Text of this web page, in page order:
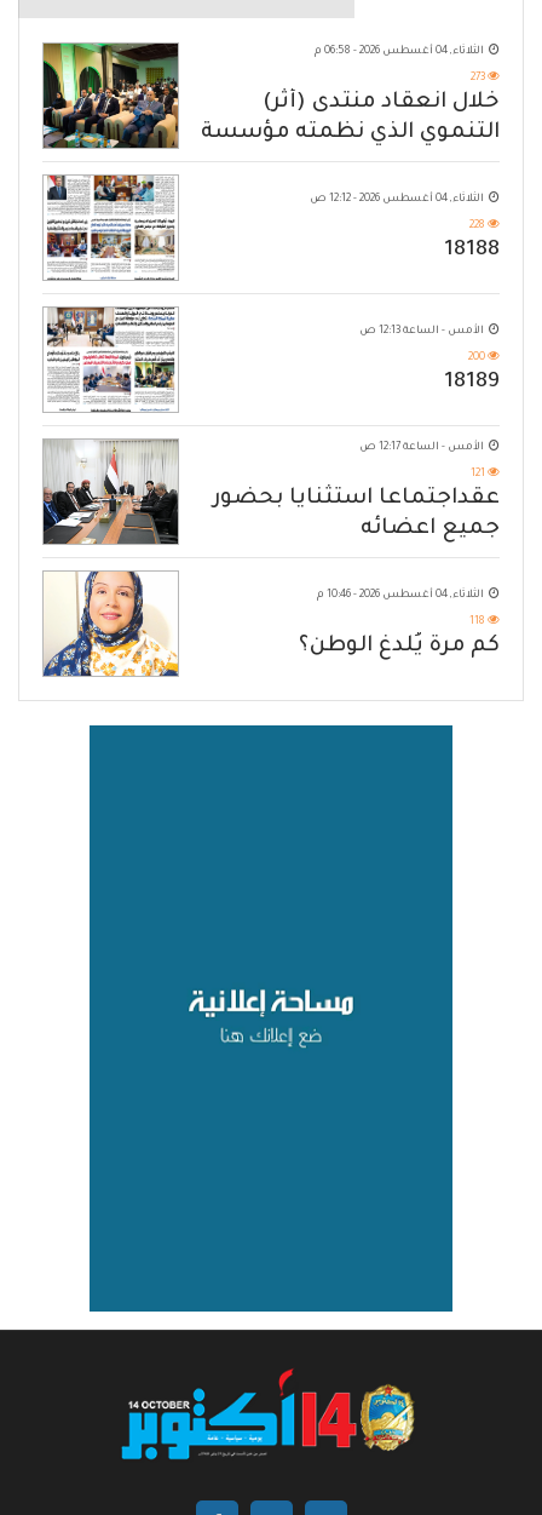
الثلاثاء, 04 أغسطس 2026 - 06:58 م
273
خلال انعقاد منتدى (أثر)
التنموي الذي نظمته مؤسسة
حضرموت
الثلاثاء, 04 أغسطس 2026 - 12:12 ص
228
18188
الأمس - الساعة 12:13 ص
200
18189
الأمس - الساعة 12:17 ص
121
عقداجتماعا استثنايا بحضور
جميع اعضائه
الثلاثاء, 04 أغسطس 2026 - 10:46 م
118
كم مرة يُلدغ الوطن؟